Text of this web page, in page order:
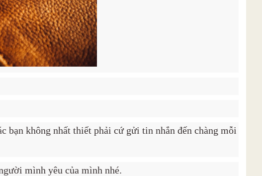
không nhất thiết phải cứ gửi tin nhắn đến chàng mỗi
mình yêu của mình nhé.